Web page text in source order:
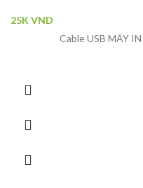
25K VND
Cable USB MÁY